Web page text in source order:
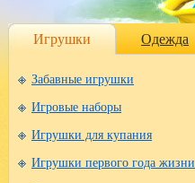
Игрушки Одежда
Забавные игрушки
Игровые наборы
Игрушки для купания
Игрушки первого года жизни